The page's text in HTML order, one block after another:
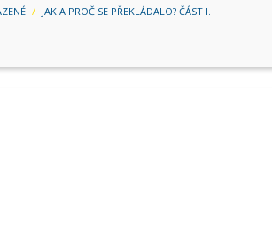
JAK A PROČ SE PŘEKLÁDALO? ČÁST I.